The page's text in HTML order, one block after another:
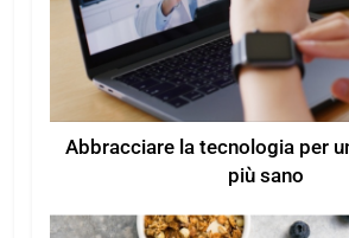
Abbracciare la tecnologia per
più sano